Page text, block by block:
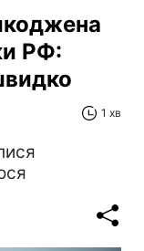
РФ:
1 хв